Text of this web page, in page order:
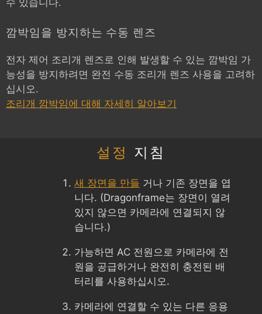
깜박임을 방지하는 수동 렌즈
전자 제어 조리개 렌즈로 인해 발생할 수 있는 깜박임 가
능성을 방지하려면 완전 수동 조리개 렌즈 사용을 고려하
십시오.
조리개 깜박임에 대해 자세히 알아보기
설정 지침
새 장면을 만들 거나 기존 장면을 엽
니다. (Dragonframe는 장면이 열려
있지 않으면 카메라에 연결되지 않
습니다.)
가능하면 AC 전원으로 카메라에 전
원을 공급하거나 완전히 충전된 배
터리를 사용하십시오.
카메라에 연결할 수 있는 다른 응용